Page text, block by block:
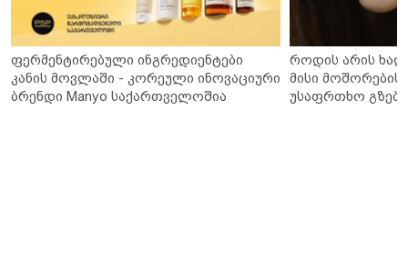
ფერმენტირებული ინგრედიენტები
კანის მოვლაში - კორეული ინოვაციური
ბრენდი Manyo საქართველოშია
როდის არის
მისი მოშორების
უსაფრთხო გზები